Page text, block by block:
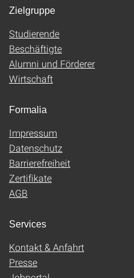
Zielgruppe
Studierende
Beschäftigte
Alumni und Förderer
Wirtschaft
Formalia
Impressum
Datenschutz
Barrierefreiheit
Zertifikate
AGB
Services
Kontakt & Anfahrt
Presse